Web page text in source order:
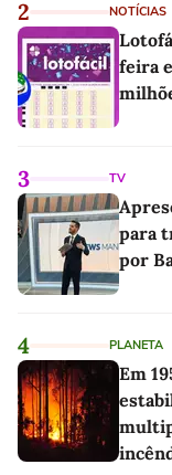
2 NOTÍCIAS
feira
3 TV
para
por
4 PLANETA
Em